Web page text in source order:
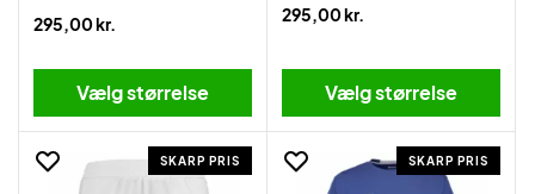
295,00 kr.
Vælg størrelse
295,00 kr.
Vælg størrelse
SKARP PRIS SKARP PRIS